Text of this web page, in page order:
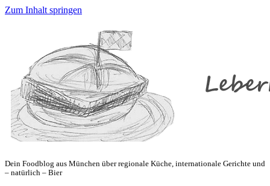
Zum Inhalt springen
Dein Foodblog aus München über regionale Küche, internationale Gerichte und
– natürlich – Bier